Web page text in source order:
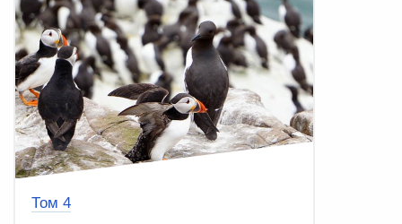
Том 4